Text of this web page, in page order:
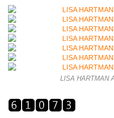
LISA HARTMAN